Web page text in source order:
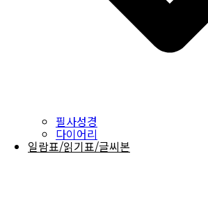
필사성경
다이어리
일람표/읽기표/글씨본